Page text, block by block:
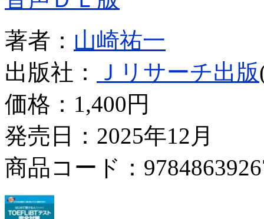
著者： 山崎祐一
出版社：
Ｊリサーチ出版
価格： 1,400円
発売日：2025年12月
商品コード：